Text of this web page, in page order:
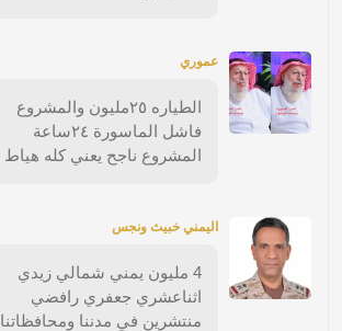
عموري
الطياره ٢٥مليون والمشروع
فاشل الماسورة ٢٤ساعة
المشروع ناجح يعني كله هياط
اليمني خبيث ونجس
4 مليون يمني شمالي زيدي
اثناعشري جعفري رافضي
منتشرين في مدننا ومحافظاتنا